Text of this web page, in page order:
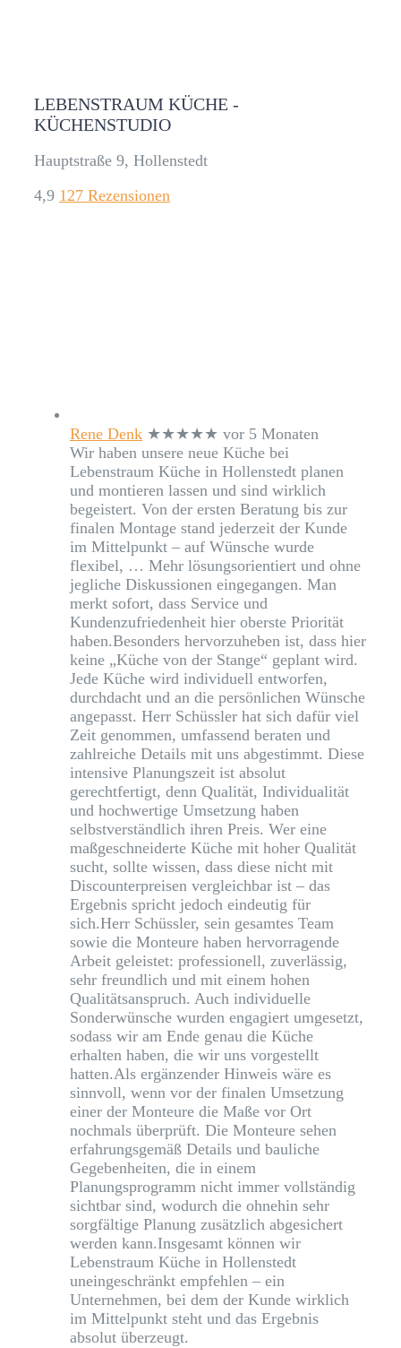
LEBENSTRAUM KÜCHE -
KÜCHENSTUDIO
Hauptstraße 9, Hollenstedt
4,9 127 Rezensionen
Rene Denk ★★★★★ vor 5 Monaten
Wir haben unsere neue Küche bei
Lebenstraum Küche in Hollenstedt planen
und montieren lassen und sind wirklich
begeistert. Von der ersten Beratung bis zur
finalen Montage stand jederzeit der Kunde
im Mittelpunkt – auf Wünsche wurde
flexibel, … Mehr lösungsorientiert und ohne
jegliche Diskussionen eingegangen. Man
merkt sofort, dass Service und
Kundenzufriedenheit hier oberste Priorität
haben.Besonders hervorzuheben ist, dass hier
keine „Küche von der Stange“ geplant wird.
Jede Küche wird individuell entworfen,
durchdacht und an die persönlichen Wünsche
angepasst. Herr Schüssler hat sich dafür viel
Zeit genommen, umfassend beraten und
zahlreiche Details mit uns abgestimmt. Diese
intensive Planungszeit ist absolut
gerechtfertigt, denn Qualität, Individualität
und hochwertige Umsetzung haben
selbstverständlich ihren Preis. Wer eine
maßgeschneiderte Küche mit hoher Qualität
sucht, sollte wissen, dass diese nicht mit
Discounterpreisen vergleichbar ist – das
Ergebnis spricht jedoch eindeutig für
sich.Herr Schüssler, sein gesamtes Team
sowie die Monteure haben hervorragende
Arbeit geleistet: professionell, zuverlässig,
sehr freundlich und mit einem hohen
Qualitätsanspruch. Auch individuelle
Sonderwünsche wurden engagiert umgesetzt,
sodass wir am Ende genau die Küche
erhalten haben, die wir uns vorgestellt
hatten.Als ergänzender Hinweis wäre es
sinnvoll, wenn vor der finalen Umsetzung
einer der Monteure die Maße vor Ort
nochmals überprüft. Die Monteure sehen
erfahrungsgemäß Details und bauliche
Gegebenheiten, die in einem
Planungsprogramm nicht immer vollständig
sichtbar sind, wodurch die ohnehin sehr
sorgfältige Planung zusätzlich abgesichert
werden kann.Insgesamt können wir
Lebenstraum Küche in Hollenstedt
uneingeschränkt empfehlen – ein
Unternehmen, bei dem der Kunde wirklich
im Mittelpunkt steht und das Ergebnis
absolut überzeugt.